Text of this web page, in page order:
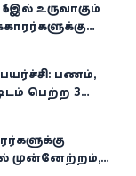
உருவாகும்
பணம்,
பெற்ற 3
முன்னேற்றம்,